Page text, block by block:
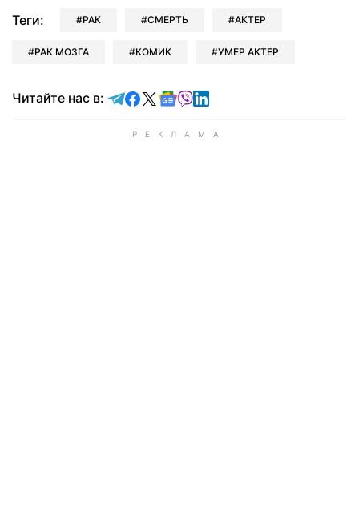
Теги: РАК СМЕРТЬ АКТЕР
РАК МОЗГА КОМИК УМЕР АКТЕР
Читайте нас в: Читайте в Telegram
Читайте в Facebook
Читайте в X
Читайте в Google news
Читайте в Viber
Читайте в LinkedIn